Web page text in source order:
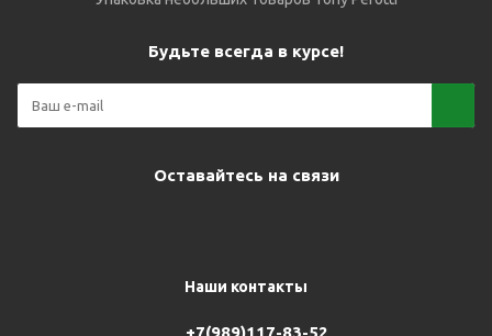
Будьте всегда в курсе!
Оставайтесь на связи
Наши контакты
+7(989)117-83-52